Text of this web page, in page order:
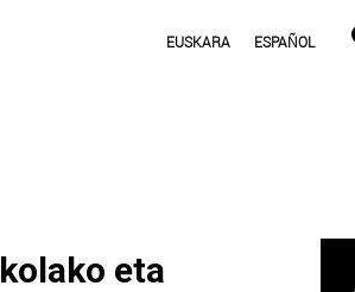
EUSKARA ESPAÑOL
eta